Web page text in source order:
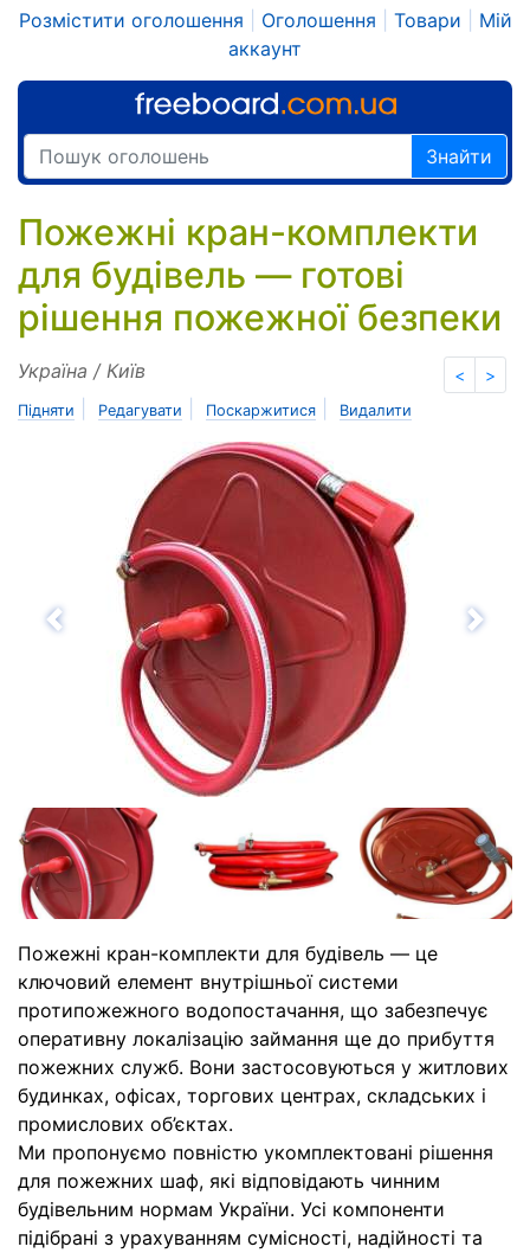
Розмістити оголошення Оголошення Товари
Мій
аккаунт
Знайти
Пожежні кран-комплекти
для будівель — готові
рішення пожежної безпеки
< >
Україна / Київ
Підняти Редагувати Поскаржитися Видалити
Назад
Пожежні кран-комплекти для будівель — це
ключовий елемент внутрішньої системи
протипожежного водопостачання, що забезпечує
оперативну локалізацію займання ще до прибуття
пожежних служб. Вони застосовуються у житлових
будинках, офісах, торгових центрах, складських і
промислових об’єктах.
Ми пропонуємо повністю укомплектовані рішення
для пожежних шаф, які відповідають чинним
будівельним нормам України. Усі компоненти
підібрані з урахуванням сумісності, надійності та